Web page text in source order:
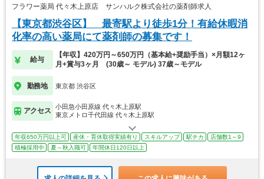
フラワー薬局 代々木上原店 サンハルク株式会社の薬剤師求人
【東京都渋谷区】 最寄駅より徒歩1分！有給休暇消
化率の高い薬局にて薬剤師の募集です！
給与
【年収】420万円～650万円（基本給+奨励手当）×月額12ヶ
月+賞与3ヶ月 (30歳～ モデル) 37歳～モデル
勤務地 東京都 渋谷区
アクセス
小田急小田原線 代々木上原駅
東京メトロ千代田線 代々木上原駅
年収650万円以上可 産休・育休取得実績有り スキルアップ 駅チカ
店舗数1～9
積極採用中
夏～秋入職可 年間休日120日以上